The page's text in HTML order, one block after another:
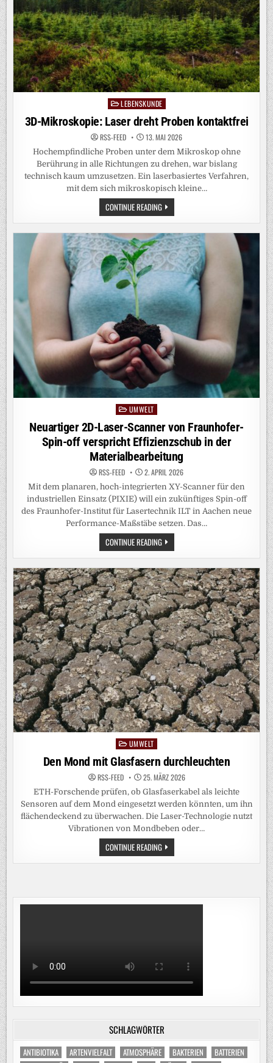
Posted
in
LEBENSKUNDE
3D-Mikroskopie: Laser dreht Proben kontaktfrei
RSS-FEED 13. MAI 2026
Hochempfindliche Proben unter dem Mikroskop ohne
Berührung in alle Richtungen zu drehen, war bislang
technisch kaum umzusetzen. Ein laserbasiertes Verfahren,
mit dem sich mikroskopisch kleine…
CONTINUE READING3D-
MIKROSKOPIE:
LASER
DREHT
PROBEN
KONTAKTFREI
PostedUMWELT
Neuartiger 2D-Laser-Scanner von Fraunhofer-
Spin-off verspricht Effizienzschub in der
Materialbearbeitung
RSS-FEED 2. APRIL 2026
Mit dem planaren, hoch-integrierten XY-Scanner für den
industriellen Einsatz (PIXIE) will ein zukünftiges Spin-off
des Fraunhofer-Institut für Lasertechnik ILT in Aachen neue
Performance-Maßstäbe setzen. Das…
CONTINUE READINGNEUARTIGER
2D-
LASER-
SCANNER
VON
FRAUNHOFER-
SPIN-
OFF
VERSPRICHT
EFFIZIENZSCHUB
IN
DER
MATERIALBEARBEITUNG
Posted
in
UMWELT
Den Mond mit Glasfasern durchleuchten
RSS-FEED 25. MÄRZ 2026
ETH-Forschende prüfen, ob Glasfaserkabel als leichte
Sensoren auf dem Mond eingesetzt werden könnten, um ihn
flächendeckend zu überwachen. Die Laser-Technologie nutzt
Vibrationen von Mondbeben oder…
CONTINUE READINGDEN
MOND
MIT
SCHLAGWÖRTER
ANTIBIOTIKA ARTENVIELFALT ATMOSPHÄRE BAKTERIEN
BATTERIEN